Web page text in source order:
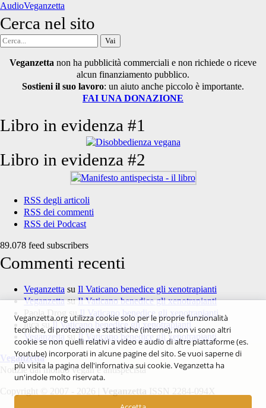
AudioVeganzetta
Cerca nel sito
Cerca
Veganzetta non ha pubblicità commerciali e non richiede o riceve
alcun finanziamento pubblico.
Sostieni il suo lavoro: un aiuto anche piccolo è importante.
FAI UNA DONAZIONE
Libro in evidenza #1
Libro in evidenza #2
RSS degli articoli
RSS dei commenti
RSS dei Podcast
89.078 feed subscribers
Commenti recenti
Veganzetta su Il Vaticano benedice gli xenotrapianti
VeganzettasuIl Vaticano benedice gli xenotrapianti
Paola Drog suIl Vaticano benedice gli xenotrapianti
luca suIl Vaticano benedice gli xenotrapianti
Veganzetta su Il Vaticano benedice gli xenotrapianti
Veganzetta
Notizie dal mondo vegan e antispecista
Copyright © 2007 - 2026 | Veganzetta ISSN 2284-094X
Veganzetta.org utilizza cookie solo per le proprie funzionalità
tecniche, di protezione e statistiche (interne), non vi sono altri
cookie se non quelli relativi a video e audio di altre piattaforme (es.
Youtube) incorporati in alcune pagine del sito. Se vuoi saperne di
più visita la pagina dell'infornativa sui cookie. Veganzetta ha
un'indole molto riservata.